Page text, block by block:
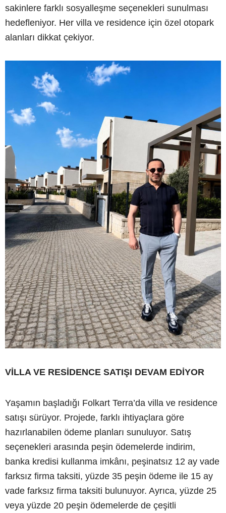
sakinlere farklı sosyalleşme seçenekleri sunulması
hedefleniyor. Her villa ve residence için özel otopark
alanları dikkat çekiyor.
VİLLA VE RESİDENCE SATIŞI DEVAM EDİYOR
Yaşamın başladığı Folkart Terra’da villa ve residence
satışı sürüyor. Projede, farklı ihtiyaçlara göre
hazırlanabilen ödeme planları sunuluyor. Satış
seçenekleri arasında peşin ödemelerde indirim,
banka kredisi kullanma imkânı, peşinatsız 12 ay vade
farksız firma taksiti, yüzde 35 peşin ödeme ile 15 ay
vade farksız firma taksiti bulunuyor. Ayrıca, yüzde 25
veya yüzde 20 peşin ödemelerde de çeşitli